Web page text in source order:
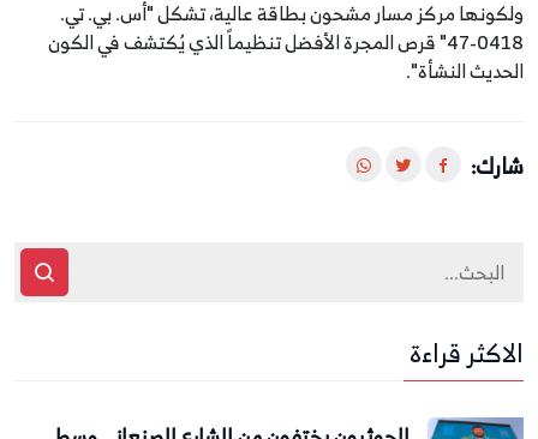
ولكونها مركز مسار مشحون بطاقة عالية، تشكل "أس. بي. تي.
0418-47" قرص المجرة الأفضل تنظيماً الذي يُكتشف في الكون
الحديث النشأة".
شارك:
الاكثر قراءة